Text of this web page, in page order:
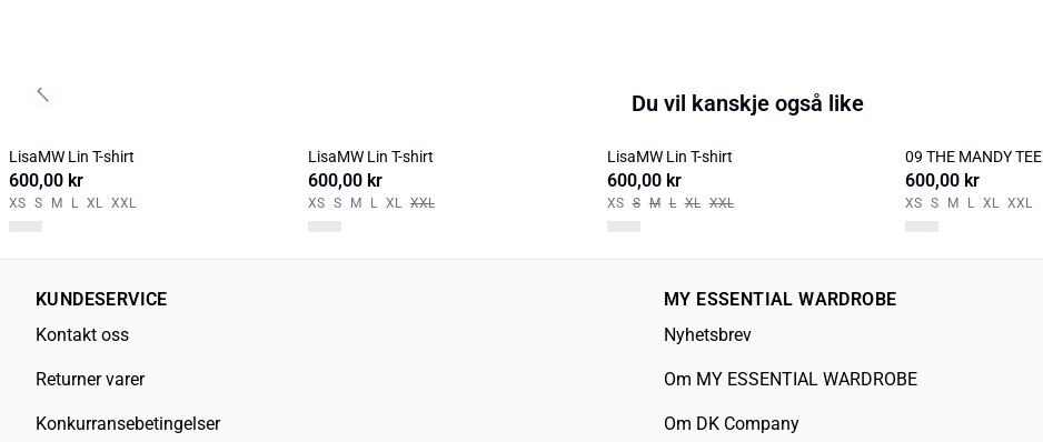
Du vil kanskje også like
LisaMW Lin T-shirt
600,00 kr
XS S M L XL XXL
LisaMW Lin T-shirt
600,00 kr
XS S M L XL XXL
LisaMW Lin T-shirt
600,00 kr
XS S M L XL XXL
09 THE MANDY TEE
600,00 kr
XS S M L XL XXL
Previous slide
KUNDESERVICE
Kontakt oss
Returner varer
Konkurransebetingelser
MY ESSENTIAL WARDROBE
Nyhetsbrev
Om MY ESSENTIAL WARDROBE
Om DK Company